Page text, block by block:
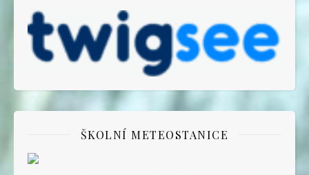
ŠKOLNÍ METEOSTANICE